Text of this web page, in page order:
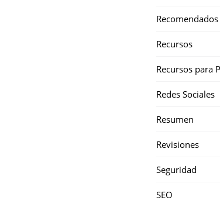
Recomendados
Recursos
Recursos para
Redes Sociales
Resumen
Revisiones
Seguridad
SEO